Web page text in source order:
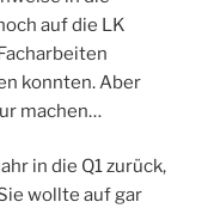
auf die LK
konnten. Aber
machen…
in die Q1 zurück,
wollte auf gar